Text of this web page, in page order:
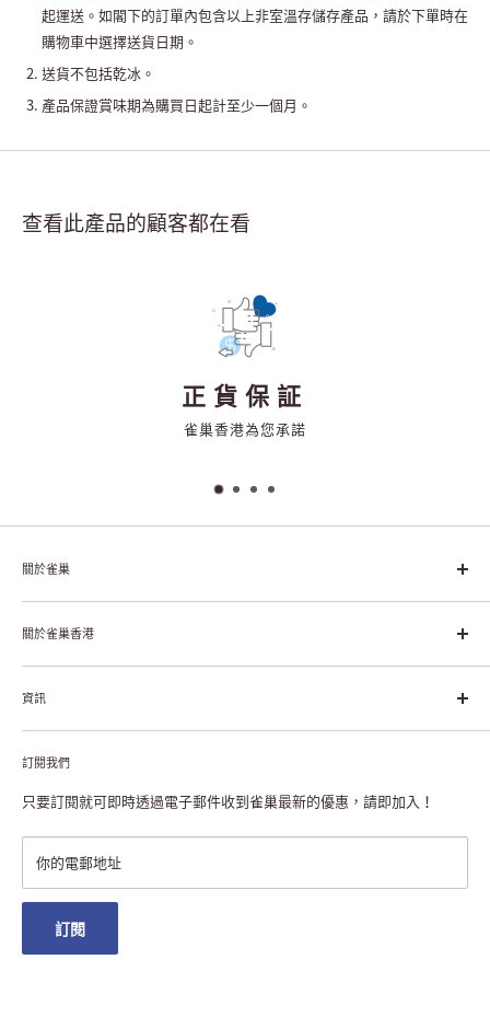
起運送。如閣下的訂單內包含以上非室溫存儲存產品，請於下單時在
購物車中選擇送貨日期。
送貨不包括乾冰。
產品保證賞味期為購買日起計至少一個月。
查看此產品的顧客都在看
正貨保証
雀巢香港為您承諾
關於雀巢
雀巢集團起源於1866年的瑞士，目前是全球領先的「營養、健康、
幸福生活」企業。雀巢的目標是「我們充分發掘食品的力量，提升
關於雀巢香港
關於雀巢香港
雀巢香港創造共享價值
聯絡我們
私隱聲明
註冊NESCAFÉ® Dolce Gusto®咖啡機
資訊
付款及送貨
退貨或更換
常見問題
雀巢會員獎賞
澳門地區送貨
訂閱我們
只要訂閱就可即時透過電子郵件收到雀巢最新的優惠，請即加入！
你的電郵地址
訂閱